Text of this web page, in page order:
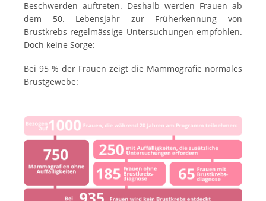
Beschwerden auftreten. Deshalb werden Frauen ab
dem 50. Lebensjahr zur Früherkennung von
Brustkrebs regelmässige Untersuchungen empfohlen.
Doch keine Sorge:
Bei 95 % der Frauen zeigt die Mammografie normales
Brustgewebe: